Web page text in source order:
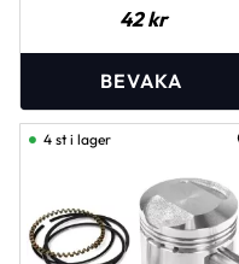
Viarelli/Baotian/Enzo/Forza
42kr
4 st i lager